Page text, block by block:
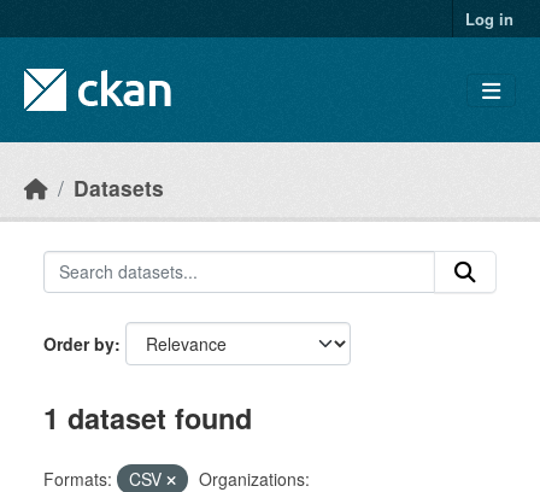
Log in
Datasets
Order by
1 dataset found
Formats: CSV
Organizations: